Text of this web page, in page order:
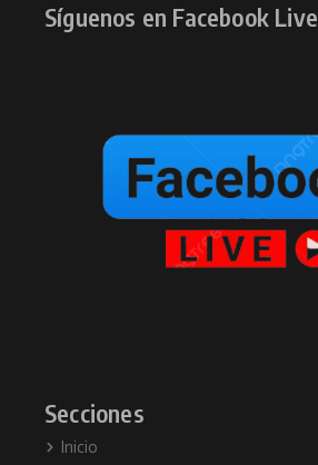
Síguenos en Facebook Live
Secciones
Inicio